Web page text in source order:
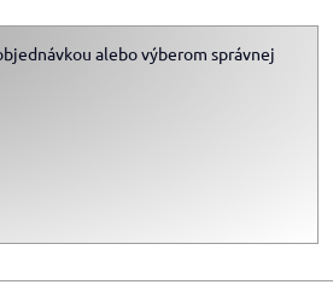
alebo výberom správnej